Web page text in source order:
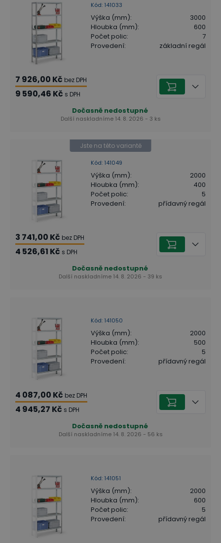
Kód: 141033
Výška (mm):
3000
Hloubka (mm):
600
Počet polic:
7
Provedení: základní regál
7 926,00 Kč bez DPH
9 590,46 Kč s DPH
Dočasně nedostupné
Další naskladníme 14. 8. 2026 - 3 ks
Kód: 141049
Jste na této variantě
Výška (mm):
2000
Hloubka (mm):
400
Počet polic:
5
Provedení: přídavný regál
3 741,00 Kč bez DPH
4 526,61 Kč s DPH
Dočasně nedostupné
Další naskladníme 14. 8. 2026 - 39 ks
Kód: 141050
Výška (mm):
2000
Hloubka (mm):
500
Počet polic:
5
Provedení: přídavný regál
4 087,00 Kč bez DPH
4 945,27 Kč s DPH
Dočasně nedostupné
Další naskladníme 14. 8. 2026 - 56 ks
Kód: 141051
Výška (mm):
2000
Hloubka (mm):
600
Počet polic:
5
Provedení: přídavný regál